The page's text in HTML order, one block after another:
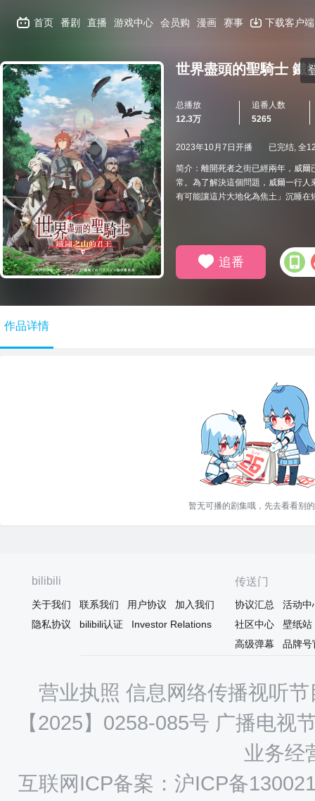
首页 番剧 直播 游戏中心 会员购 漫画 赛事 下载客户端
世界盡頭的聖騎士 鐵
总播放
12.3万
追番人数
5265
2023年10月7日开播 已完结, 全
简介：離開死者之街已經兩年，威
常。為了解決這個問題，威爾一行
有可能讓這片大地化為焦土」沉睡
追番
作品详情
暂无可播的剧集哦，先去看看别
bilibili
关于我们 联系我们 用户协议
加入我们
隐私协议
bilibili认证 Investor Relations
传送门
协议汇总
活动中
社区中心
壁纸站
高级弹幕
品牌号
营业执照 信息网络传播视听
【2025】0258-085号 广播电视
业务经
互联网ICP备案：沪ICP备